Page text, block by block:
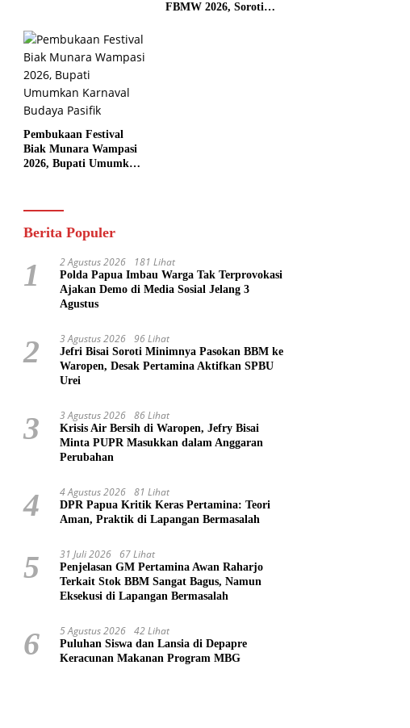
FBMW 2026, Soroti
Pembukaan Festival
Biak Munara Wampasi
2026, Bupati Umumkan
Berita Populer
1 2 Agustus 2026 181 Lihat
Polda Papua Imbau Warga Tak Terprovokasi
Ajakan Demo di Media Sosial Jelang 3
Agustus
2 3 Agustus 2026 96 Lihat
Jefri Bisai Soroti Minimnya Pasokan BBM ke
Waropen, Desak Pertamina Aktifkan SPBU
Urei
3 3 Agustus 2026 86 Lihat
Krisis Air Bersih di Waropen, Jefry Bisai
Minta PUPR Masukkan dalam Anggaran
Perubahan
4 4 Agustus 2026 81 Lihat
DPR Papua Kritik Keras Pertamina: Teori
Aman, Praktik di Lapangan Bermasalah
5 31 Juli 2026 67 Lihat
Penjelasan GM Pertamina Awan Raharjo
Terkait Stok BBM Sangat Bagus, Namun
Eksekusi di Lapangan Bermasalah
6 5 Agustus 2026 42 Lihat
Puluhan Siswa dan Lansia di Depapre
Keracunan Makanan Program MBG